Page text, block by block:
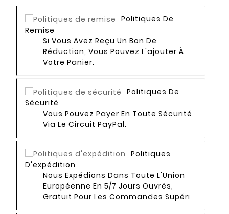
Politiques De
Remise
Si Vous Avez Reçu Un Bon De
Réduction, Vous Pouvez L'ajouter À
Votre Panier.
Politiques De
Sécurité
Vous Pouvez Payer En Toute Sécurité
Via Le Circuit PayPal.
Politiques
D'expédition
Nous Expédions Dans Toute L'Union
Européenne En 5/7 Jours Ouvrés,
Gratuit Pour Les Commandes Supéri